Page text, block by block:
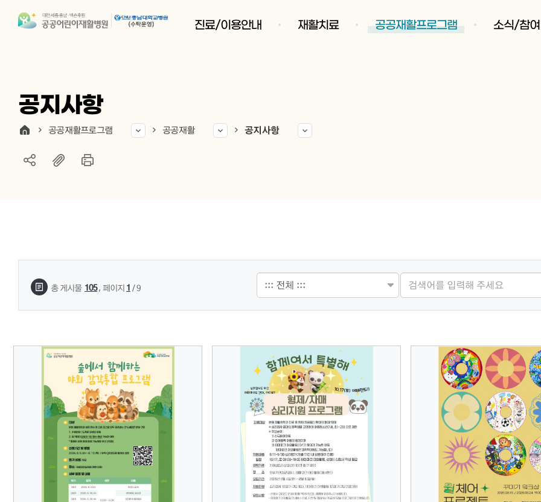
진료/이용안내 재활치료 공공재활프로그램 소식/참여
공지사항
공공재활프로그램 공공재활 공지사항
게시물 검색
총 게시물 105, 페이지 1 / 9